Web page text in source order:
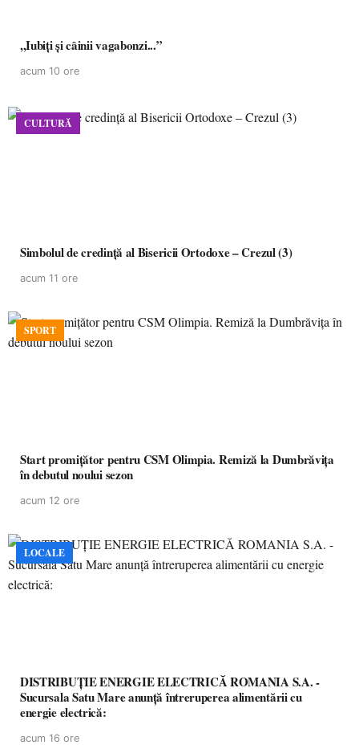
,,Iubiți și câinii vagabonzi...”
acum 10 ore
CULTURĂ
Simbolul de credinţă al Bisericii Ortodoxe – Crezul (3)
acum 11 ore
SPORT
Start promițător pentru CSM Olimpia. Remiză la Dumbrăvița
în debutul noului sezon
acum 12 ore
LOCALE
DISTRIBUȚIE ENERGIE ELECTRICĂ ROMANIA S.A. -
Sucursala Satu Mare anunţă întreruperea alimentării cu
energie electrică:
acum 16 ore